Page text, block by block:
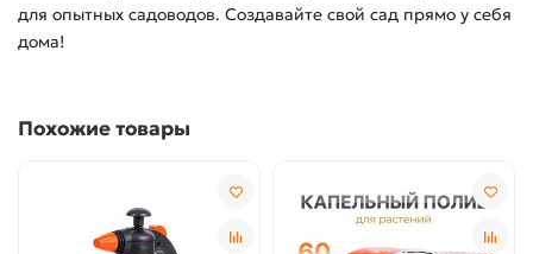
для опытных садоводов. Создавайте свой сад прямо у себя
дома!
Похожие товары